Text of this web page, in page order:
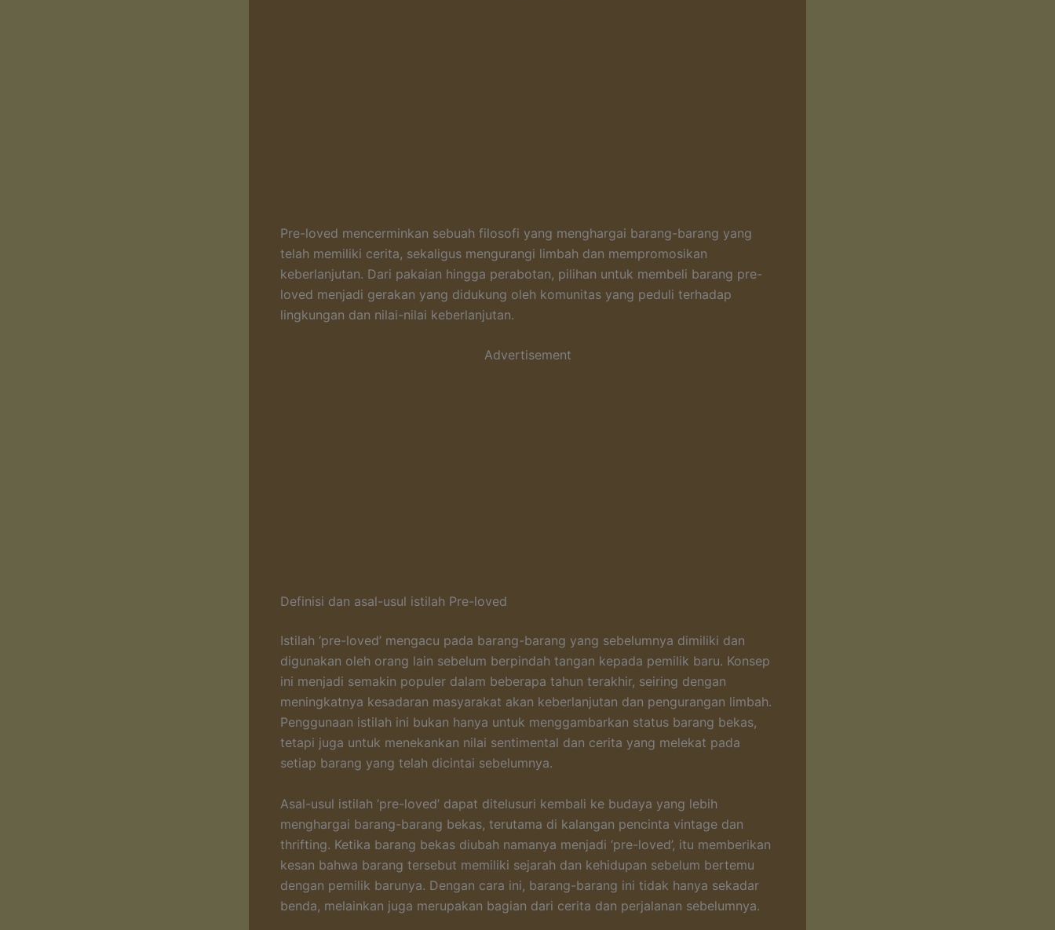
Pre-loved mencerminkan sebuah filosofi yang menghargai barang-barang yang
telah memiliki cerita, sekaligus mengurangi limbah dan mempromosikan
keberlanjutan. Dari pakaian hingga perabotan, pilihan untuk membeli barang pre-
loved menjadi gerakan yang didukung oleh komunitas yang peduli terhadap
lingkungan dan nilai-nilai keberlanjutan.
Advertisement
Definisi dan asal-usul istilah Pre-loved
Istilah ‘pre-loved’ mengacu pada barang-barang yang sebelumnya dimiliki dan
digunakan oleh orang lain sebelum berpindah tangan kepada pemilik baru. Konsep
ini menjadi semakin populer dalam beberapa tahun terakhir, seiring dengan
meningkatnya kesadaran masyarakat akan keberlanjutan dan pengurangan limbah.
Penggunaan istilah ini bukan hanya untuk menggambarkan status barang bekas,
tetapi juga untuk menekankan nilai sentimental dan cerita yang melekat pada
setiap barang yang telah dicintai sebelumnya.
Asal-usul istilah ‘pre-loved’ dapat ditelusuri kembali ke budaya yang lebih
menghargai barang-barang bekas, terutama di kalangan pencinta vintage dan
thrifting. Ketika barang bekas diubah namanya menjadi ‘pre-loved’, itu memberikan
kesan bahwa barang tersebut memiliki sejarah dan kehidupan sebelum bertemu
dengan pemilik barunya. Dengan cara ini, barang-barang ini tidak hanya sekadar
benda, melainkan juga merupakan bagian dari cerita dan perjalanan sebelumnya.